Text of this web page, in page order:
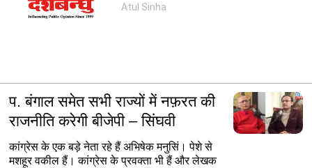
Atul Sinha
प. बंगाल समेत सभी राज्यों में नफ़रत की
राजनीति करेगी बीजेपी – सिंघवी
कांग्रेस के एक बड़े नेता रहे हैं अभिषेक मनुसिं। पेशे से
मशहूर वकील हैं। कांग्रेस के प्रवक्ता भी हैं और लेखक